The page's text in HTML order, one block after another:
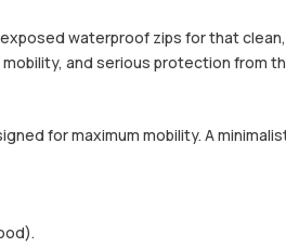
waterproof zips for that
and serious protection from
for maximum mobility. A